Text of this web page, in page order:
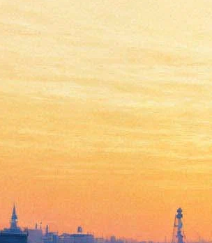
театр в
представила
команда
Версия для печати